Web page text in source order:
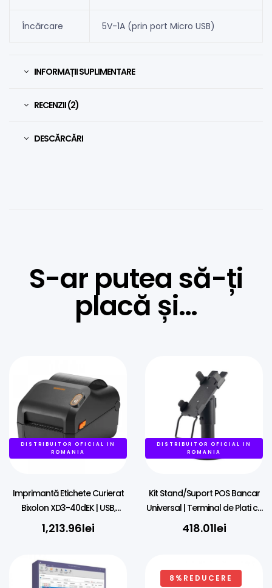
Încărcare 5V-1A (prin port Micro USB)
INFORMAȚII SUPLIMENTARE
RECENZII (2)
DESCĂRCĂRI
S-ar putea să-ți
placă și…
DISTRIBUITOR OFICIAL IN
ROMANIA
Imprimantă Etichete Curierat
Bixolon XD3-40dEK | USB,
Ethernet | AWB
1,213.96lei
DISTRIBUITOR OFICIAL IN
ROMANIA
Kit Stand/Suport POS Bancar
Universal | Terminal de Plati cu
Picior, Balama Fier
418.01lei
8%REDUCERE